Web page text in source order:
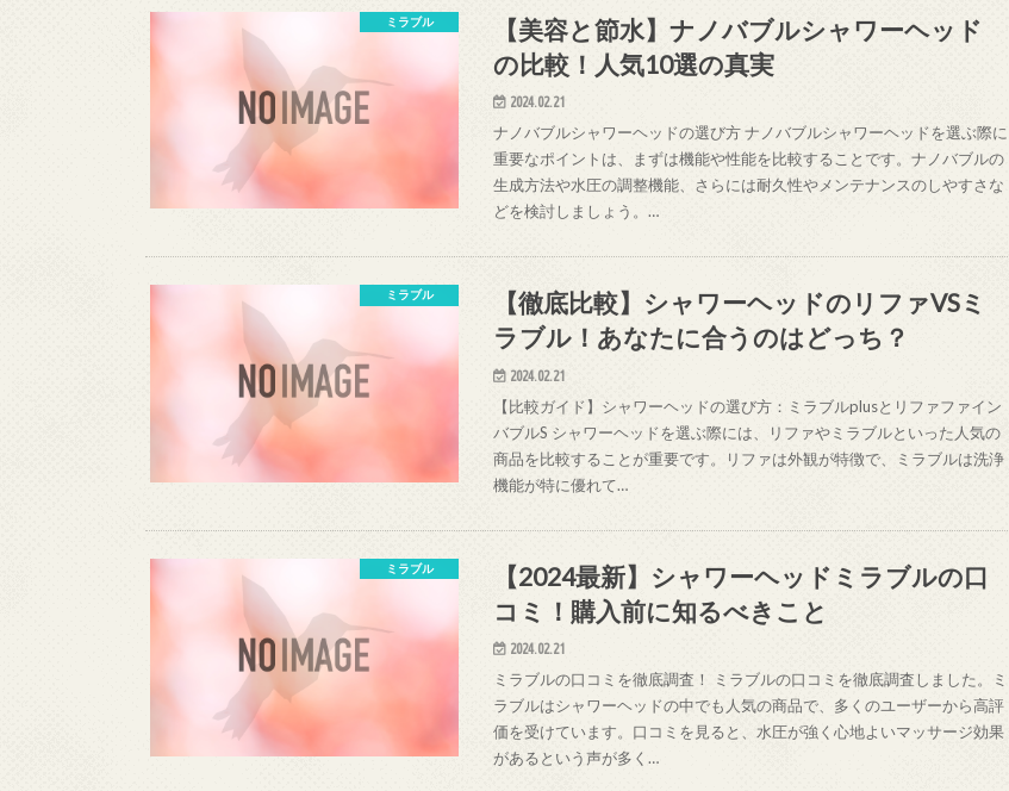
ミラブル
【美容と節水】ナノバブルシャワーヘッド
の比較！人気10選の真実
2024.02.21
ナノバブルシャワーヘッドの選び方 ナノバブルシャワーヘッドを選ぶ際に
重要なポイントは、まずは機能や性能を比較することです。ナノバブルの
生成方法や水圧の調整機能、さらには耐久性やメンテナンスのしやすさな
どを検討しましょう。…
ミラブル
【徹底比較】シャワーヘッドのリファVSミ
ラブル！あなたに合うのはどっち？
2024.02.21
【比較ガイド】シャワーヘッドの選び方：ミラブルplusとリファファイン
バブルS シャワーヘッドを選ぶ際には、リファやミラブルといった人気の
商品を比較することが重要です。リファは外観が特徴で、ミラブルは洗浄
機能が特に優れて…
ミラブル
【2024最新】シャワーヘッドミラブルの口
コミ！購入前に知るべきこと
2024.02.21
ミラブルの口コミを徹底調査！ ミラブルの口コミを徹底調査しました。ミ
ラブルはシャワーヘッドの中でも人気の商品で、多くのユーザーから高評
価を受けています。口コミを見ると、水圧が強く心地よいマッサージ効果
があるという声が多く…